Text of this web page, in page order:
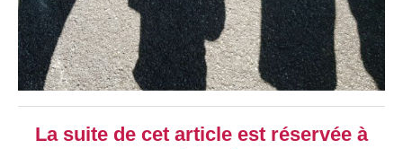
La suite de cet article est réservée à